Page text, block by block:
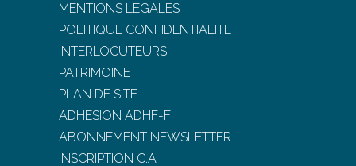
MENTIONS LEGALES
POLITIQUE CONFIDENTIALITE
INTERLOCUTEURS
PATRIMOINE
PLAN DE SITE
ADHESION ADHF-F
ABONNEMENT NEWSLETTER
INSCRIPTION C.A